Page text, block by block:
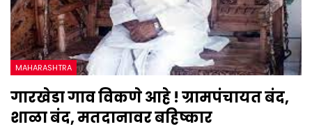
MAHARASHTRA
गारखेडा गाव विकणे आहे ! ग्रामपंचायत बंद,
शाळा बंद, मतदानावर बहिष्कार